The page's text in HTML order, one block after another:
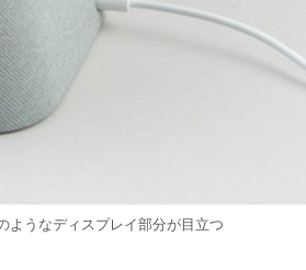
ようなディスプレイ部分が目立つ